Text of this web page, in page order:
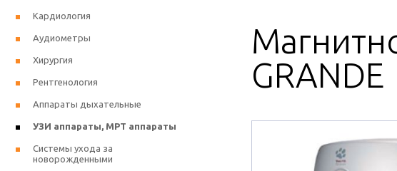
GRANDE
Кардиология
Аудиометры
Хирургия
Рентгенология
Аппараты дыхательные
УЗИ аппараты, МРТ аппараты
Системы ухода за
новорожденными